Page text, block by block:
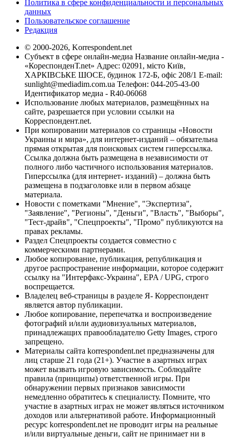
Политика в сфере конфиденциальности и персональных
данных
Пользовательское соглашение
Редакция
© 2000-2026, Korrespondent.net
Субъект в сфере онлайн-медиа Название онлайн-медиа -
«КореспонденТ.net» Адрес: 02091, місто Київ,
ХАРКІВСЬКЕ ШОСЕ, будинок 172-Б, офіс 208/1 E-mail:
sunlight@mediadim.com.ua Телефон: 044-205-43-00
Идентификатор медиа - R40-06068
Использование любых материалов, размещённых на
сайте, разрешается при условии ссылки на
Корреспондент.net.
При копировании материалов со страницы «Новости
Украины и мира», для интернет-изданий – обязательна
прямая открытая для поисковых систем гиперссылка.
Ссылка должна быть размещена в независимости от
полного либо частичного использования материалов.
Гиперссылка (для интернет- изданий) – должна быть
размещена в подзаголовке или в первом абзаце
материала.
Новости с пометками "Мнение", "Экспертиза",
"Заявление", "Регионы", "Деньги", "Власть", "Выборы",
"Тест-драйв", "Спецпроекты", "Промо" публикуются на
правах рекламы.
Раздел Спецпроекты создается совместно с
коммерческими партнерами.
Любое копирование, публикация, републикация и
другое распространение информации, которое содержит
ссылку на "Интерфакс-Украина", EPA / UPG, строго
воспрещается.
Владелец веб-страницы в разделе Я- Корреспондент
является автор публикации.
Любое копирование, перепечатка и воспроизведение
фотографий и/или аудиовизуальных материалов,
принадлежащих правообладателю Getty Images, строго
запрещено.
Материалы сайта korrespondent.net предназначены для
лиц старше 21 года (21+). Участие в азартных играх
может вызвать игровую зависимость. Соблюдайте
правила (принципы) ответственной игры. При
обнаружении первых признаков зависимости
немедленно обратитесь к специалисту. Помните, что
участие в азартных играх не может являться источником
доходов или альтернативой работе. Информационный
ресурс korrespondent.net не проводит игры на реальные
и/или виртуальные деньги, сайт не принимает ни в